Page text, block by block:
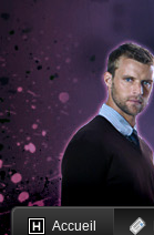
Accueil